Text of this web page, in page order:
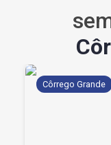
Côrrego Grande